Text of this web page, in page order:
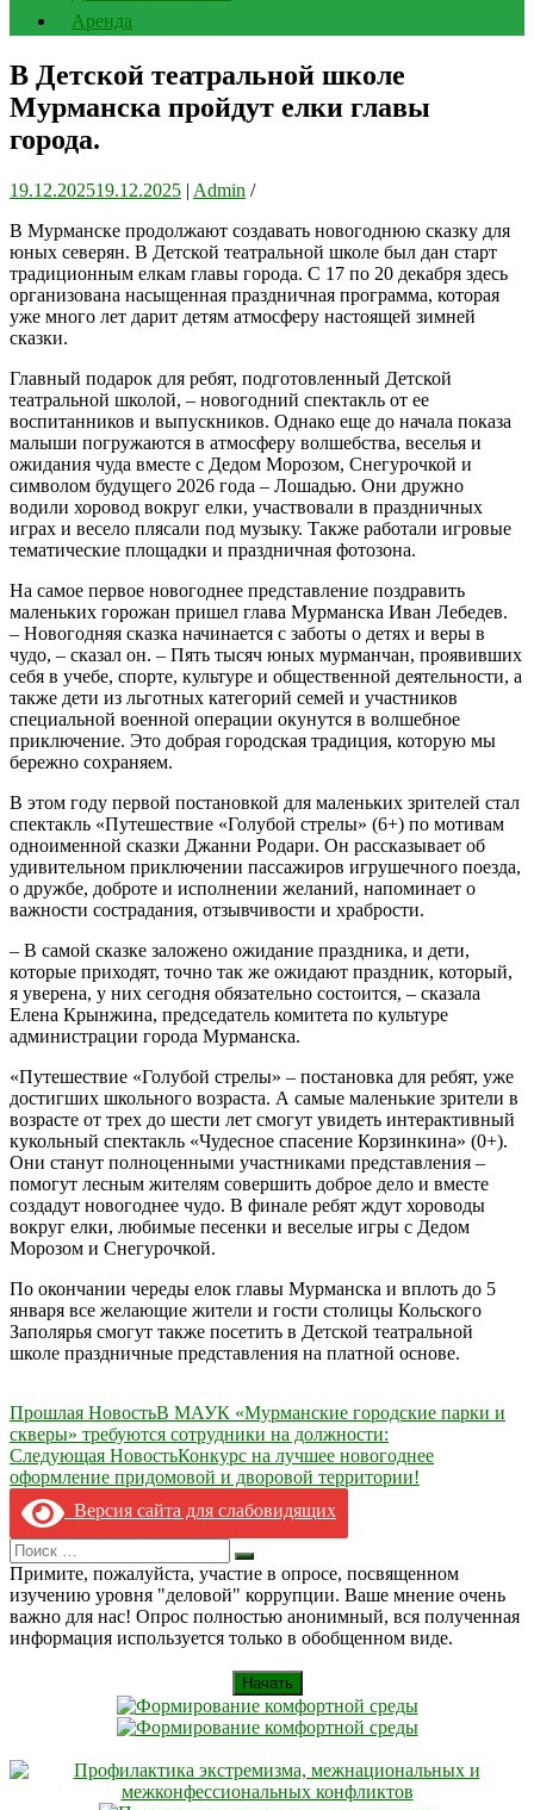
Аренда
В Детской театральной школе
Мурманска пройдут елки главы
города.
19.12.202519.12.2025 | Admin /
В Мурманске продолжают создавать новогоднюю сказку для
юных северян. В Детской театральной школе был дан старт
традиционным елкам главы города. С 17 по 20 декабря здесь
организована насыщенная праздничная программа, которая
уже много лет дарит детям атмосферу настоящей зимней
сказки.
Главный подарок для ребят, подготовленный Детской
театральной школой, – новогодний спектакль от ее
воспитанников и выпускников. Однако еще до начала показа
малыши погружаются в атмосферу волшебства, веселья и
ожидания чуда вместе с Дедом Морозом, Снегурочкой и
символом будущего 2026 года – Лошадью. Они дружно
водили хоровод вокруг елки, участвовали в праздничных
играх и весело плясали под музыку. Также работали игровые
тематические площадки и праздничная фотозона.
На самое первое новогоднее представление поздравить
маленьких горожан пришел глава Мурманска Иван Лебедев.
– Новогодняя сказка начинается с заботы о детях и веры в
чудо, – сказал он. – Пять тысяч юных мурманчан, проявивших
себя в учебе, спорте, культуре и общественной деятельности, а
также дети из льготных категорий семей и участников
специальной военной операции окунутся в волшебное
приключение. Это добрая городская традиция, которую мы
бережно сохраняем.
В этом году первой постановкой для маленьких зрителей стал
спектакль «Путешествие «Голубой стрелы» (6+) по мотивам
одноименной сказки Джанни Родари. Он рассказывает об
удивительном приключении пассажиров игрушечного поезда,
о дружбе, доброте и исполнении желаний, напоминает о
важности сострадания, отзывчивости и храбрости.
– В самой сказке заложено ожидание праздника, и дети,
которые приходят, точно так же ожидают праздник, который,
я уверена, у них сегодня обязательно состоится, – сказала
Елена Крынжина, председатель комитета по культуре
администрации города Мурманска.
«Путешествие «Голубой стрелы» – постановка для ребят, уже
достигших школьного возраста. А самые маленькие зрители в
возрасте от трех до шести лет смогут увидеть интерактивный
кукольный спектакль «Чудесное спасение Корзинкина» (0+).
Они станут полноценными участниками представления –
помогут лесным жителям совершить доброе дело и вместе
создадут новогоднее чудо. В финале ребят ждут хороводы
вокруг елки, любимые песенки и веселые игры с Дедом
Морозом и Снегурочкой.
По окончании череды елок главы Мурманска и вплоть до 5
января все желающие жители и гости столицы Кольского
Заполярья смогут также посетить в Детской театральной
школе праздничные представления на платной основе.
Навигация
по
записям
Прошлая НовостьВ МАУК «Мурманские городские парки и
скверы» требуются сотрудники на должности:
Следующая НовостьКонкурс на лучшее новогоднее
оформление придомовой и дворовой территории!
Версия сайта для слабовидящих
Search
for:
Искать
Примите, пожалуйста, участие в опросе, посвященном
изучению уровня "деловой" коррупции. Ваше мнение очень
важно для нас! Опрос полностью анонимный, вся полученная
информация используется только в обобщенном виде.
Начать